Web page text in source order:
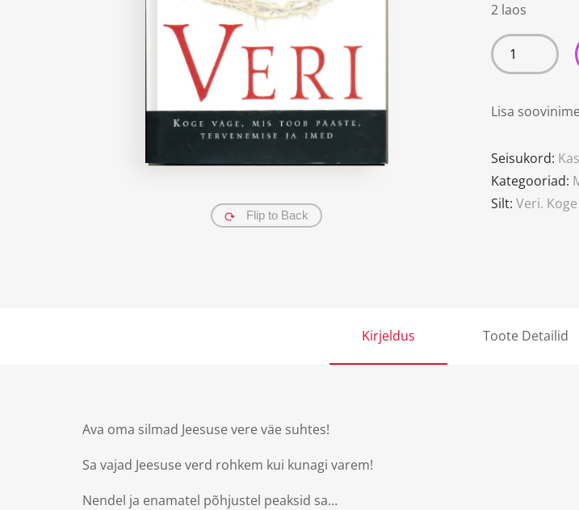
Flip to Back
2 laos
Lisa
Seisukord:
Kategooriad:
Silt: Veri.
Kirjeldus Toote Detailid
Ava oma silmad Jeesuse vere väe suhtes!
Sa vajad Jeesuse verd rohkem kui kunagi varem!
Nendel ja enamatel põhjustel peaksid sa…